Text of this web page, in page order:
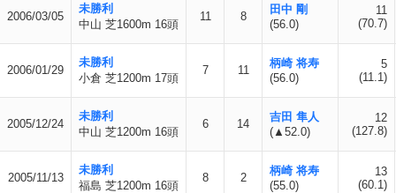
2006/03/05
未勝利
中山 芝1600m 16頭
11 8
田中 剛
(56.0)
11
(70.7)
2006/01/29
未勝利
小倉 芝1200m 17頭
7 11
柄崎 将寿
(56.0)
5
(11.1)
2005/12/24
未勝利
中山 芝1200m 16頭
6 14
吉田 隼人
(▲52.0)
12
(127.8)
2005/11/13
未勝利
福島 芝1200m 16頭
8 2
柄崎 将寿
(55.0)
13
(60.1)